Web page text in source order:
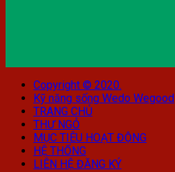
Copyright © 2020.
Kỹ năng sống Wedo Wegood
TRANG CHỦ
THƯ NGỎ
MỤC TIÊU HOẠT ĐỘNG
HỆ THỐNG
LIÊN HỆ ĐĂNG KÝ